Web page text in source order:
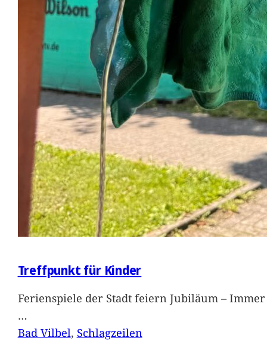
Treffpunkt für Kinder
Ferienspiele der Stadt feiern Jubiläum –
…
Bad Vilbel, Schlagzeilen